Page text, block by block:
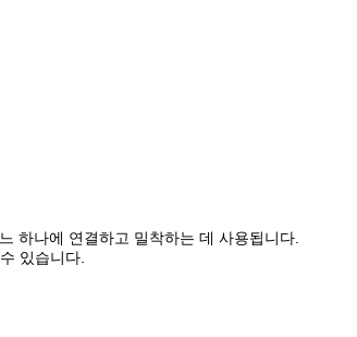
하나에 연결하고 밀착하는 데 사용됩니다.
있습니다.